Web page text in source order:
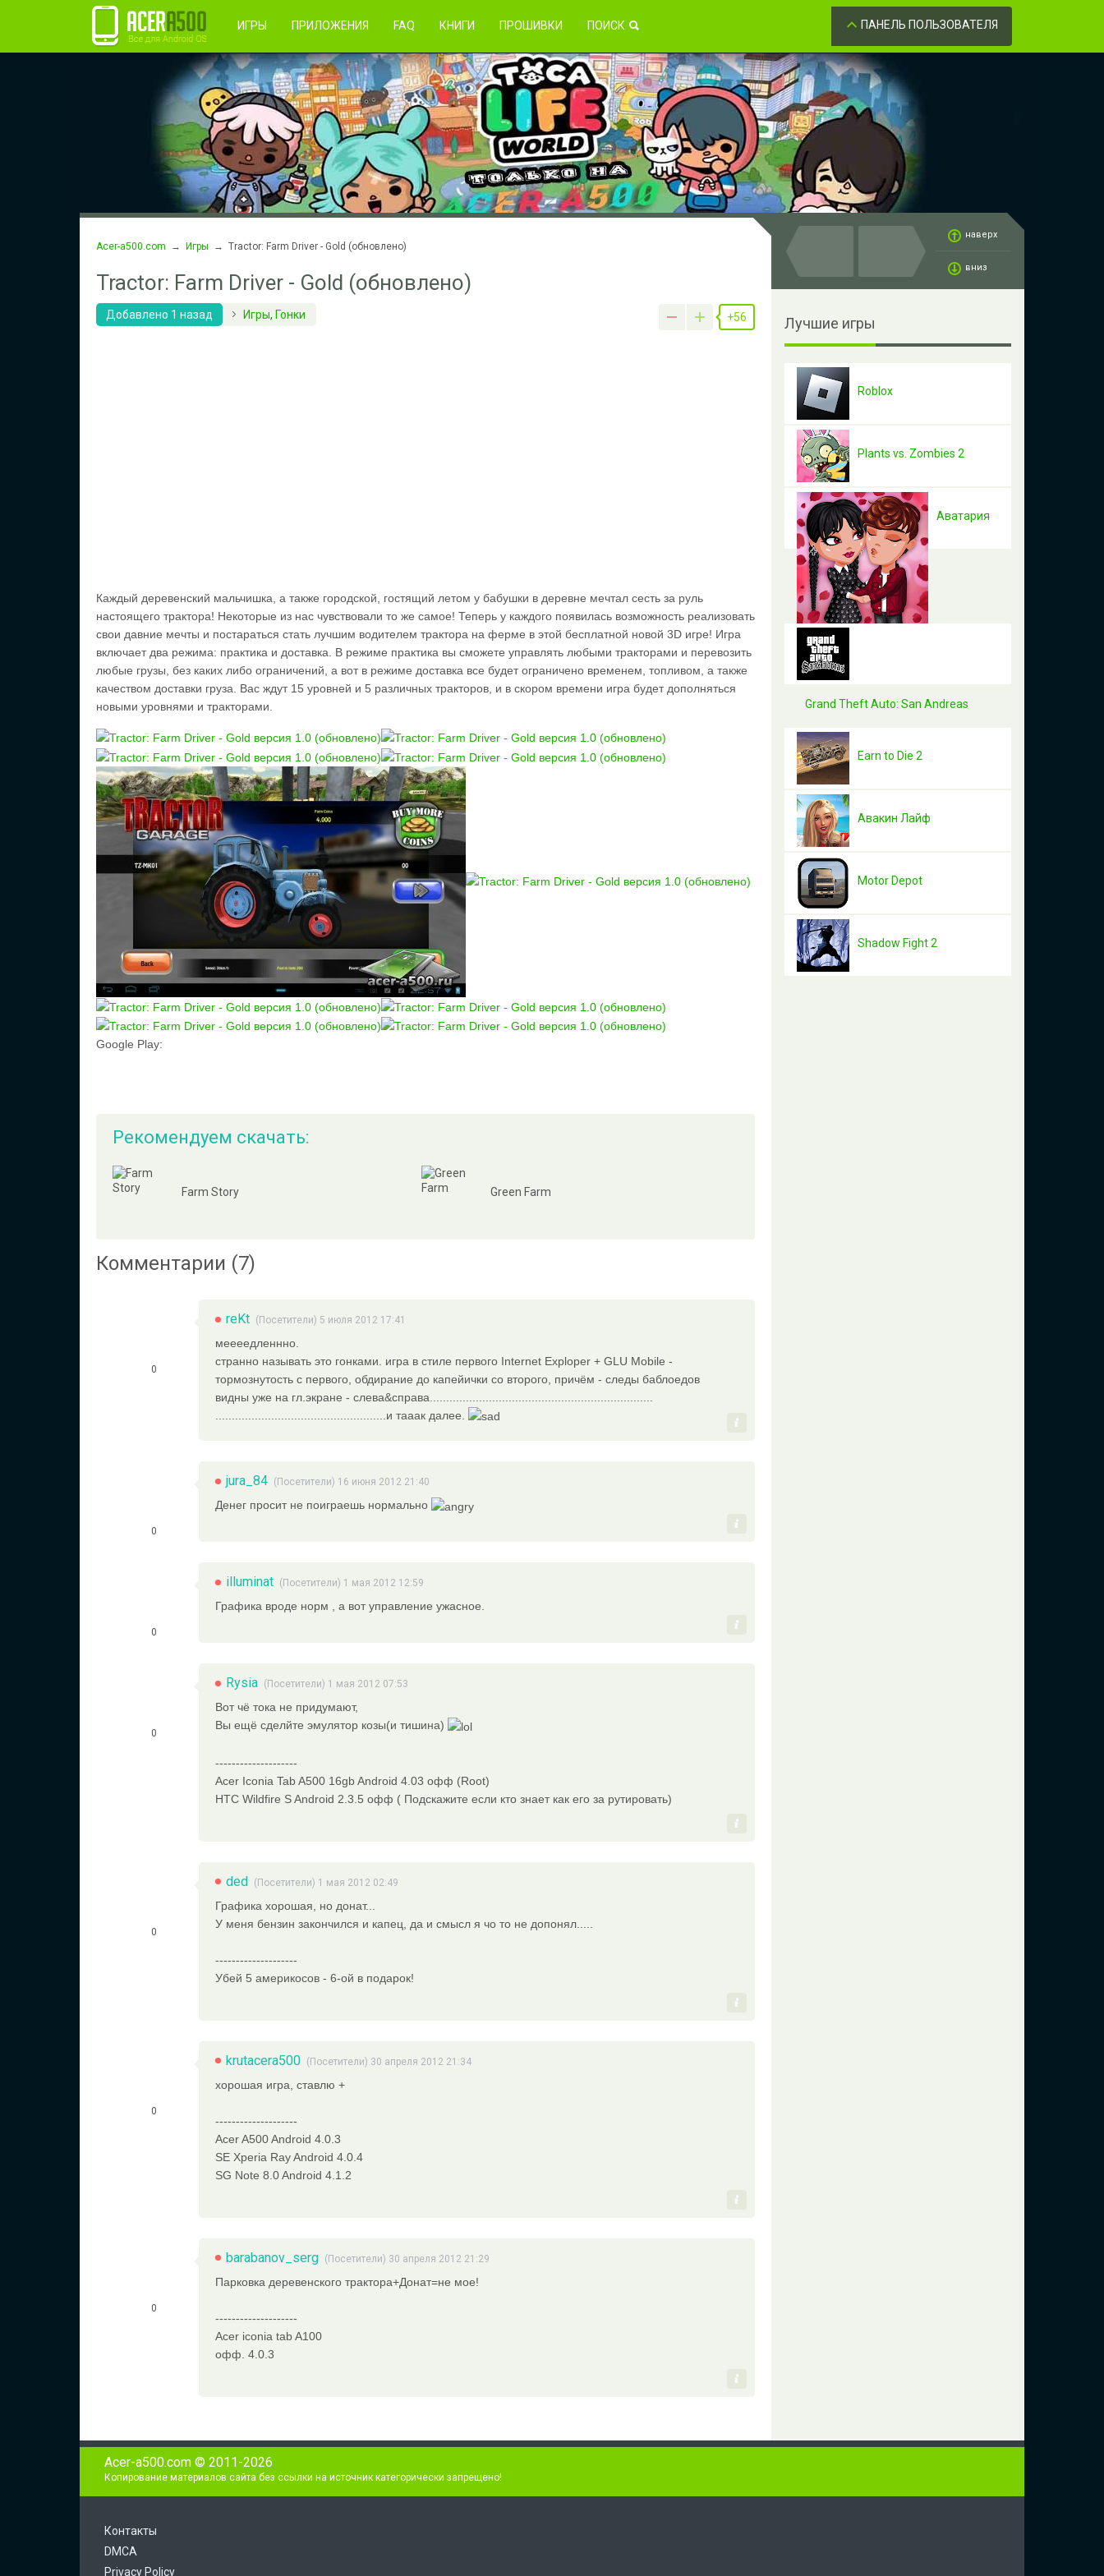
Регистрация Правила пользования Возникли проблемы? Забыли пароль?
ПАНЕЛЬ ПОЛЬЗОВАТЕЛЯ
ИГРЫ ПРИЛОЖЕНИЯ FAQ КНИГИ ПРОШИВКИ ПОИСК
Acer-a500.com → Игры → Tractor: Farm Driver - Gold (обновлено)
Tractor: Farm Driver - Gold (обновлено)
Добавлено 1 назад Игры, Гонки +56
Каждый деревенский мальчишка, а также городской, гостящий летом у бабушки в деревне мечтал сесть за руль
настоящего трактора! Некоторые из нас чувствовали то же самое! Теперь у каждого появилась возможность реализовать
свои давние мечты и постараться стать лучшим водителем трактора на ферме в этой бесплатной новой 3D игре! Игра
включает два режима: практика и доставка. В режиме практика вы сможете управлять любыми тракторами и перевозить
любые грузы, без каких либо ограничений, а вот в режиме доставка все будет ограничено временем, топливом, а также
качеством доставки груза. Вас ждут 15 уровней и 5 различных тракторов, и в скором времени игра будет дополняться
новыми уровнями и тракторами.
Google Play:
Рекомендуем скачать:
Farm Story Green Farm
Комментарии (7)
0
reKt (Посетители) 5 июля 2012 17:41
меееедленнно.
странно называть это гонками. игра в стиле первого Internet Exploper + GLU Mobile -
тормознутость с первого, обдирание до капейички со второго, причём - следы баблоедов
видны уже на гл.экране - слева&справа....................................................................
....................................................и тааак далее.
0
jura_84 (Посетители) 16 июня 2012 21:40
Денег просит не поиграешь нормально
0
illuminat (Посетители) 1 мая 2012 12:59
Графика вроде норм , а вот управление ужасное.
0
Rysia (Посетители) 1 мая 2012 07:53
Вот чё тока не придумают,
Вы ещё сделйте эмулятор козы(и тишина)
--------------------
Acer Iconia Tab A500 16gb Android 4.03 офф (Root)
HTC Wildfire S Android 2.3.5 офф ( Подскажите если кто знает как его за рутировать)
0
ded (Посетители) 1 мая 2012 02:49
Графика хорошая, но донат...
У меня бензин закончился и капец, да и смысл я чо то не допонял.....
--------------------
Убей 5 америкосов - 6-ой в подарок!
0
krutacera500 (Посетители) 30 апреля 2012 21:34
хорошая игра, ставлю +
--------------------
Acer A500 Android 4.0.3
SE Xperia Ray Android 4.0.4
SG Note 8.0 Android 4.1.2
0
barabanov_serg (Посетители) 30 апреля 2012 21:29
Парковка деревенского трактора+Донат=не мое!
--------------------
Acer iconia tab A100
офф. 4.0.3
наверх
вниз
Лучшие игры
Roblox
Plants vs. Zombies 2
Аватария
Grand Theft Auto: San Andreas
Earn to Die 2
Авакин Лайф
Motor Depot
Shadow Fight 2
Acer-a500.com © 2011-2026
Копирование материалов сайта без ссылки на источник категорически запрещено!
Контакты
DMCA
Privacy Policy